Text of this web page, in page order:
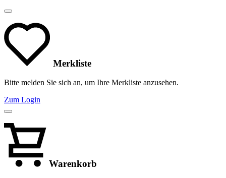
Merkliste
Bitte melden Sie sich an, um Ihre Merkliste anzusehen.
Zum Login
Warenkorb